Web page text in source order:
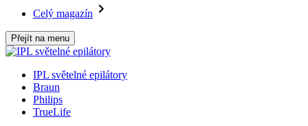
Celý magazín
Přejít na menu
IPL světelné epilátory
Braun
Philips
TrueLife